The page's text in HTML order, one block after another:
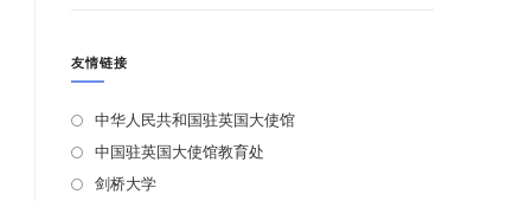
友情链接
中华人民共和国驻英国大使馆
中国驻英国大使馆教育处
剑桥大学